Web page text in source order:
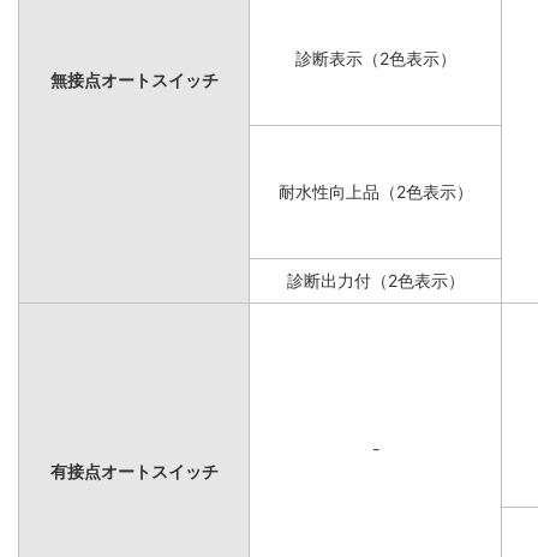
無接点オートスイッチ
診断表示（2色表示）
耐水性向上品（2色表示）
診断出力付（2色表示）
有接点オートスイッチ
-